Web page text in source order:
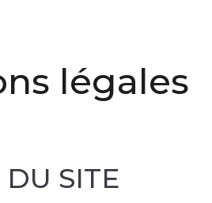
légales
SITE